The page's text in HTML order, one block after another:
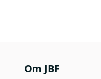
Om JBF